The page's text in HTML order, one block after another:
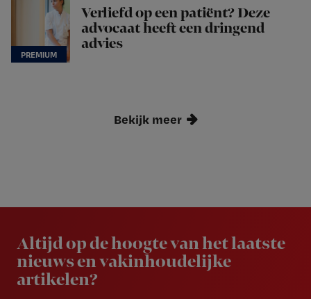
Verliefd op een patiënt? Deze
advocaat heeft een dringend
advies
Bekijk meer
Altijd op de hoogte van het laatste
nieuws en vakinhoudelijke
artikelen?